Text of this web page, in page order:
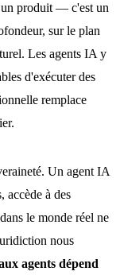
un produit — c'est un
sur le plan
Les agents IA y
d'exécuter des
remplace
Un agent IA
accède à des
le monde réel ne
nous
agents dépend